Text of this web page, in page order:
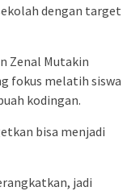
dengan target
Zenal Mutakin
fokus melatih siswa
kodingan.
bisa menjadi
jadi